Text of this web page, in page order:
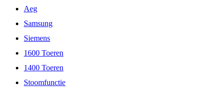
Aeg
Samsung
Siemens
1600 Toeren
1400 Toeren
Stoomfunctie